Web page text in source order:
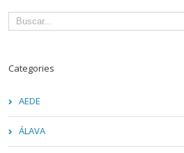
Categories
AEDE
ÁLAVA